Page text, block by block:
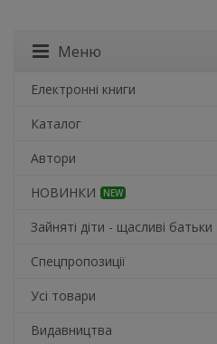
Меню
Електронні книги
Каталог
Автори
НОВИНКИ
NEW
Зайняті діти - щасливі батьки
Спецпропозиції
Усі товари
Видавництва